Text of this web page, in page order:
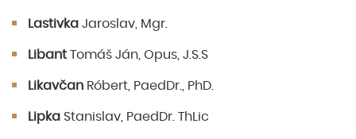
Lastivka Jaroslav, Mgr.
Libant Tomáš Ján, Opus, J.S.S
Likavčan Róbert, PaedDr., PhD.
Lipka Stanislav, PaedDr. ThLic